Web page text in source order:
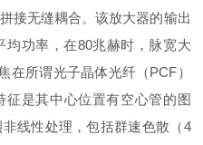
接无缝耦合。该放大器的输出
功率，在80兆赫时，脉宽大
在所谓光子晶体光纤（PCF）
征是其中心位置有空心管的图
线性处理，包括群速色散（4